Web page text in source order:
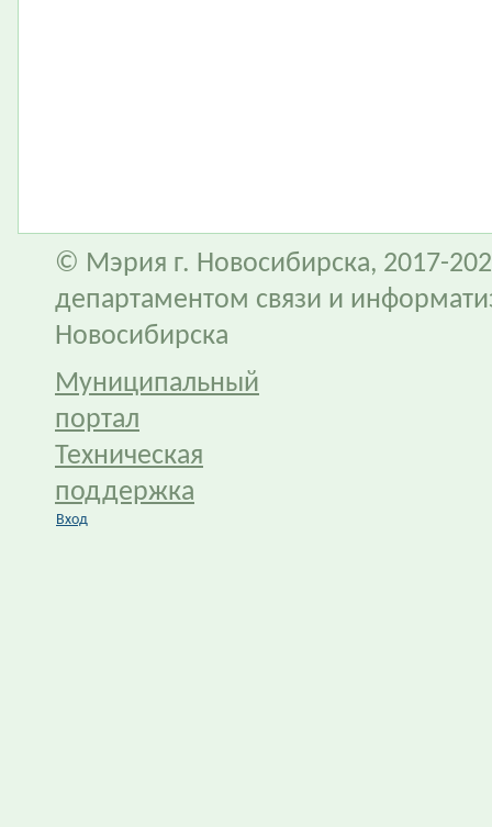
© Мэрия г. Новосибирска, 2017-
департаментом связи и
Новосибирска
Муниципальный
портал
Техническая
поддержка
Вход